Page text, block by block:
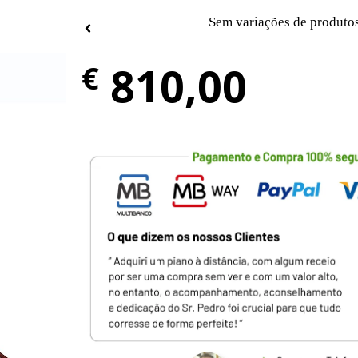
Sem variações de
€810,00